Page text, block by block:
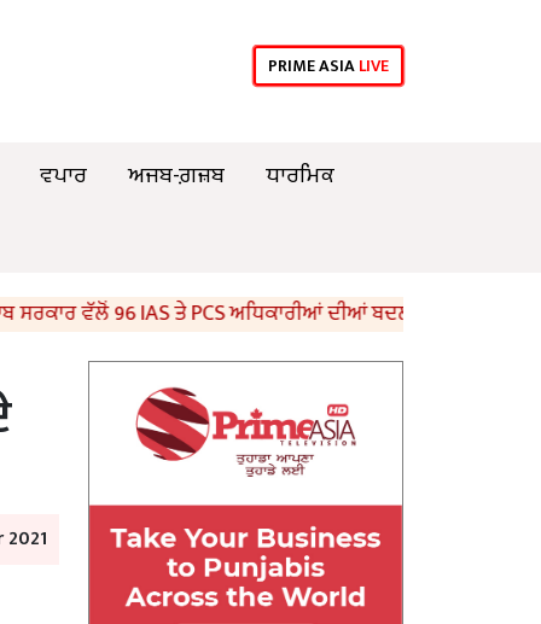
PRIME ASIALIVE
ਵਪਾਰ ਅਜਬ-ਗ਼ਜ਼ਬ
ਧਾਰਮਿਕ
ਵੱਲੋਂ 96 IAS ਤੇ PCS ਅਧਿਕਾਰੀਆਂ ਦੀਆਂ ਬਦਲੀਆਂ